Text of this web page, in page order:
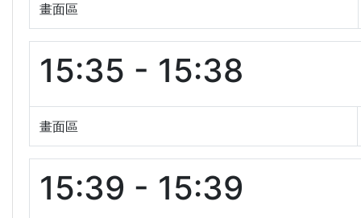
畫面區
15:35 - 15:38
畫面區
15:39 - 15:39